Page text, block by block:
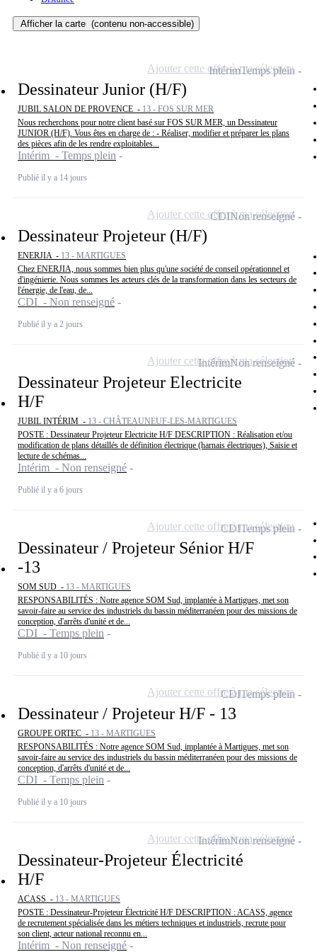
Afficher la carte (contenu non-accessible)
Dessinateur Junior (H/F)
JUBIL SALON DE PROVENCE - 13 - FOS SUR MER
Nous recherchons pour notre client basé sur FOS SUR MER, un Dessinateur
JUNIOR (H/F). Vous êtes en charge de : - Réaliser, modifier et préparer les plans
des pièces afin de les rendre exploitables...
Intérim - Temps plein
Publié il y a 14 jours
IntérimTemps plein
Ajouter cette offre à ma sélection
Dessinateur Projeteur (H/F)
ENERJIA - 13 - MARTIGUES
Chez ENERJIA, nous sommes bien plus qu'une société de conseil opérationnel et
d'ingénierie. Nous sommes les acteurs clés de la transformation dans les secteurs de
l'énergie, de l'eau, de...
CDI - Non renseigné
Publié il y a 2 jours
CDINon renseigné
Ajouter cette offre à ma sélection
Dessinateur Projeteur Electricite
H/F
JUBIL INTÉRIM - 13 - CHÂTEAUNEUF-LES-MARTIGUES
POSTE : Dessinateur Projeteur Electricite H/F DESCRIPTION : Réalisation et/ou
modification de plans détaillés de définition électrique (harnais électriques), Saisie et
lecture de schémas...
Intérim - Non renseigné
Publié il y a 6 jours
IntérimNon renseigné
Ajouter cette offre à ma sélection
Dessinateur / Projeteur Sénior H/F
-13
SOM SUD - 13 - MARTIGUES
RESPONSABILITÉS : Notre agence SOM Sud, implantée à Martigues, met son
savoir-faire au service des industriels du bassin méditerranéen pour des missions de
conception, d'arrêts d'unité et de...
CDI - Temps plein
Publié il y a 10 jours
CDITemps plein
Ajouter cette offre à ma sélection
Dessinateur / Projeteur H/F - 13
GROUPE ORTEC - 13 - MARTIGUES
RESPONSABILITÉS : Notre agence SOM Sud, implantée à Martigues, met son
savoir-faire au service des industriels du bassin méditerranéen pour des missions de
conception, d'arrêts d'unité et de...
CDI - Temps plein
Publié il y a 10 jours
CDITemps plein
Ajouter cette offre à ma sélection
Dessinateur-Projeteur Électricité
H/F
ACASS - 13 - MARTIGUES
POSTE : Dessinateur-Projeteur Électricité H/F DESCRIPTION : ACASS, agence
de recrutement spécialisée dans les métiers techniques et industriels, recrute pour
son client, acteur national reconnu en...
Intérim - Non renseigné
IntérimNon renseigné
Ajouter cette offre à ma sélection